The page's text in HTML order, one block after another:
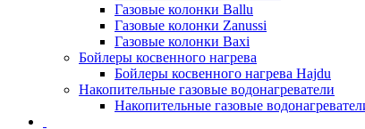
Газовые колонки Ballu
Газовые колонки Zanussi
Газовые колонки Baxi
Бойлеры косвенного нагрева
Бойлеры косвенного нагрева Hajdu
Накопительные газовые водонагреватели
Накопительные газовые